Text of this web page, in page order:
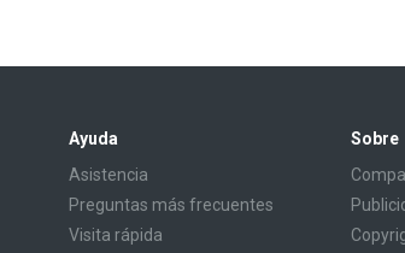
Ayuda
Asistencia
Preguntas más frecuentes
Visita rápida
Sobre